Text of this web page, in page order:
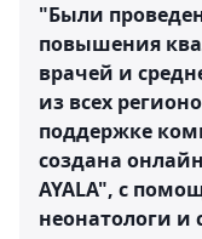
"Были
повышения
врачей и
из всех
поддержке
создана
AYALA", с
неонатологи и